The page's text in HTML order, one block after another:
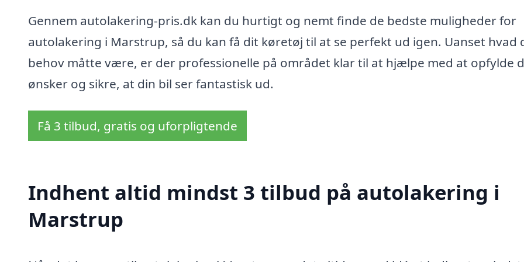
Gennem autolakering-pris.dk kan du hurtigt og nemt finde de bedste muligheder for
autolakering i Marstrup, så du kan få dit køretøj til at se perfekt ud igen. Uanset hvad
behov måtte være, er der professionelle på området klar til at hjælpe med at opfylde
ønsker og sikre, at din bil ser fantastisk ud.
Få 3 tilbud, gratis og uforpligtende
Indhent altid mindst 3 tilbud på autolakering i
Marstrup